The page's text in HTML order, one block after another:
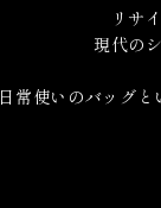
リサ
現代の
日常使いのバッグと